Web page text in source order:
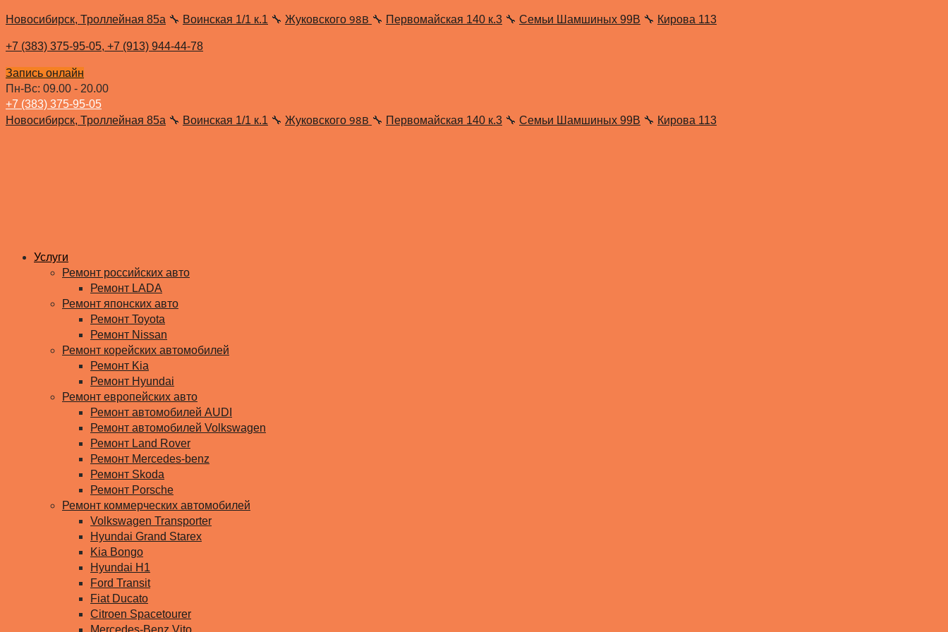
Новосибирск, Троллейная 85а 🔧 Воинская 1/1 к.1 🔧 Жуковского 98В 🔧 Первомайская 140 к.3 🔧 Семьи Шамшиных 99В 🔧 Кирова 113
+7 (383) 375-95-05, +7 (913) 944-44-78
Запись онлайн
Пн-Вс: 09.00 - 20.00
+7 (383) 375-95-05
Новосибирск, Троллейная 85а 🔧 Воинская 1/1 к.1 🔧 Жуковского 98В 🔧 Первомайская 140 к.3 🔧 Семьи Шамшиных 99В 🔧 Кирова 113
Услуги
Ремонт российских авто
Ремонт LADA
Ремонт японских авто
Ремонт Toyota
Ремонт Nissan
Ремонт корейских автомобилей
Ремонт Kia
Ремонт Hyundai
Ремонт европейских авто
Ремонт автомобилей AUDI
Ремонт автомобилей Volkswagen
Ремонт Land Rover
Ремонт Mercedes-benz
Ремонт Skoda
Ремонт Porsche
Ремонт коммерческих автомобилей
Volkswagen Transporter
Hyundai Grand Starex
Kia Bongo
Hyundai H1
Ford Transit
Fiat Ducato
Citroen Spacetourer
Mercedes-Benz Vito